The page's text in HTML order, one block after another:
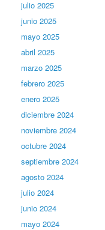
julio 2025
junio 2025
mayo 2025
abril 2025
marzo 2025
febrero 2025
enero 2025
diciembre 2024
noviembre 2024
octubre 2024
septiembre 2024
agosto 2024
julio 2024
junio 2024
mayo 2024